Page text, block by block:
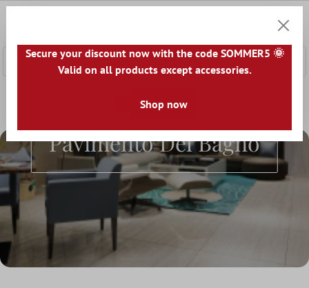
Ambienti Piastrelle Per il Pavimento
Piastrelle Per Il
Pavimento Del Bagno
Secure your discount now with the code SOMMER5 🌞
Valid on all products except accessories.
Shop now